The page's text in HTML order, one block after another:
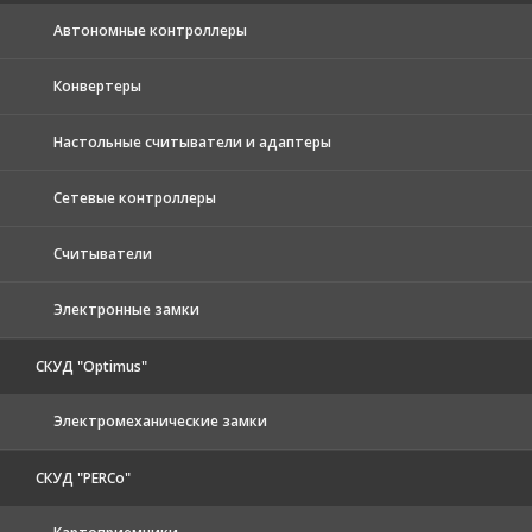
Автономные контроллеры
Конвертеры
Настольные считыватели и адаптеры
Сетевые контроллеры
Считыватели
Электронные замки
СКУД "Optimus"
Электромеханические замки
СКУД "PERCo"